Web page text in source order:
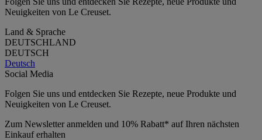
Neuigkeiten von Le Creuset.
Land & Sprache
DEUTSCHLAND
DEUTSCH
Deutsch
Social Media
Folgen Sie uns und entdecken Sie Rezepte, neue Produkte und
Neuigkeiten von Le Creuset.
Zum Newsletter anmelden und 10% Rabatt* auf Ihren nächsten
Einkauf erhalten